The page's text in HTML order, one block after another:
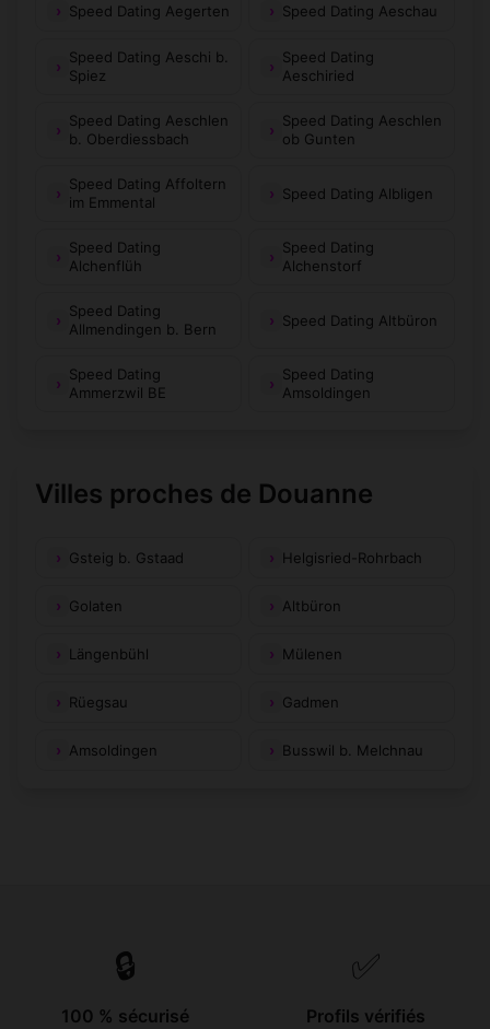
Speed Dating Aegerten Speed Dating Aeschau
Speed Dating Aeschi b.
Spiez
Speed Dating
Aeschiried
Speed Dating Aeschlen
b. Oberdiessbach
Speed Dating Aeschlen
ob Gunten
Speed Dating Affoltern
im Emmental
Speed Dating Albligen
Speed Dating
Alchenflüh
Speed Dating
Alchenstorf
Speed Dating
Allmendingen b. Bern
Speed Dating Altbüron
Speed Dating
Ammerzwil BE
Speed Dating
Amsoldingen
Villes proches de Douanne
Gsteig b. Gstaad Helgisried-Rohrbach
Golaten Altbüron
Längenbühl Mülenen
Rüegsau Gadmen
Amsoldingen Busswil b. Melchnau
🔒
100 % sécurisé
✅
Profils vérifiés